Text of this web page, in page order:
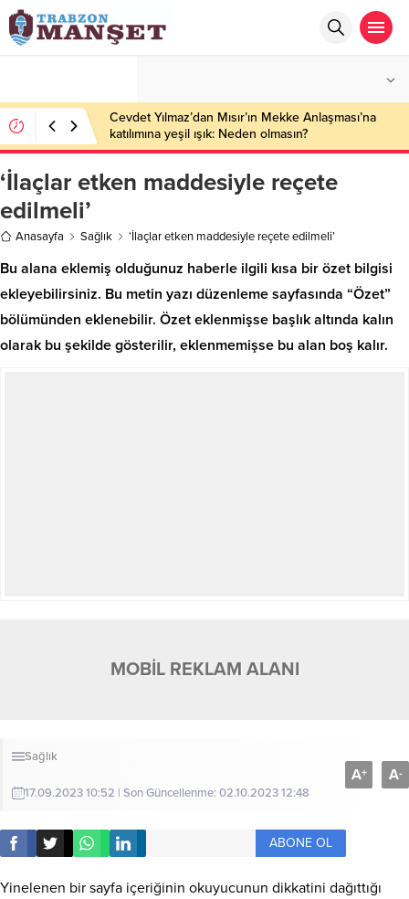
Cevdet Yılmaz’dan Mısır’ın Mekke Anlaşması’na
katılımına yeşil ışık: Neden olmasın?
‘İlaçlar etken maddesiyle reçete
edilmeli’
Anasayfa Sağlık ‘İlaçlar etken maddesiyle reçete edilmeli’
Bu alana eklemiş olduğunuz haberle ilgili kısa bir özet bilgisi
ekleyebilirsiniz. Bu metin yazı düzenleme sayfasında “Özet”
bölümünden eklenebilir. Özet eklenmişse başlık altında kalın
olarak bu şekilde gösterilir, eklenmemişse bu alan boş kalır.
MOBİL REKLAM ALANI
Sağlık
17.09.2023 10:52 | Son Güncellenme: 02.10.2023 12:48
A+ A-
ABONE OL
Yinelenen bir sayfa içeriğinin okuyucunun dikkatini dağıttığı